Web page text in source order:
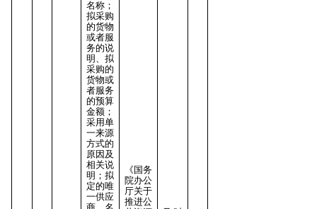
名称；
拟采购
的货物
或者服
务的说
明、拟
采购的
货物或
者服务
的预算
金额；
采用单
一来源
方式的
原因及
相关说
明；拟
定的唯
一供应
《国务
院办公
厅关于
推进公